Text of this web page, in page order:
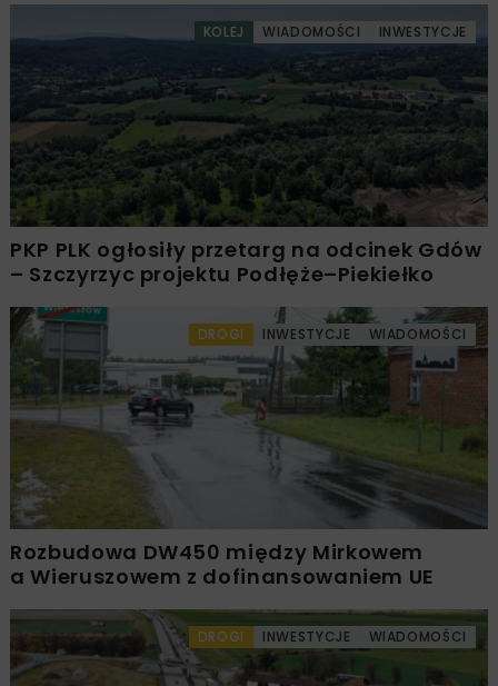
KOLEJ WIADOMOŚCI INWESTYCJE
PKP PLK ogłosiły przetarg na odcinek Gdów
– Szczyrzyc projektu Podłęże–Piekiełko
DROGI INWESTYCJE WIADOMOŚCI
Rozbudowa DW450 między Mirkowem
a Wieruszowem z dofinansowaniem UE
DROGI INWESTYCJE WIADOMOŚCI